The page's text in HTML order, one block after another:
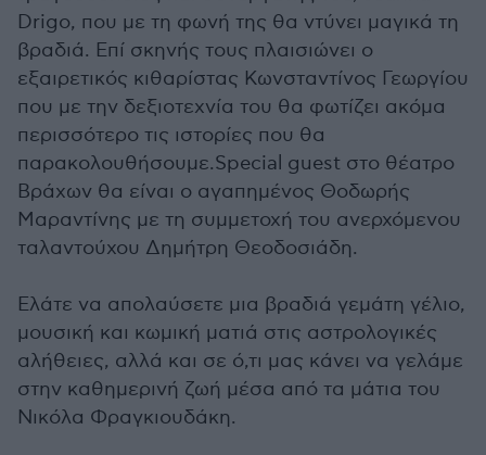
Drigo, που με τη φωνή της θα ντύνει μαγικά τη
βραδιά. Επί σκηνής τους πλαισιώνει ο
εξαιρετικός κιθαρίστας Κωνσταντίνος Γεωργίου
που με την δεξιοτεχνία του θα φωτίζει ακόμα
περισσότερο τις ιστορίες που θα
παρακολουθήσουμε.Special guest στο θέατρο
Βράχων θα είναι ο αγαπημένος Θοδωρής
Μαραντίνης με τη συμμετοχή του ανερχόμενου
ταλαντούχου Δημήτρη Θεοδοσιάδη.
Ελάτε να απολαύσετε μια βραδιά γεμάτη γέλιο,
μουσική και κωμική ματιά στις αστρολογικές
αλήθειες, αλλά και σε ό,τι μας κάνει να γελάμε
στην καθημερινή ζωή μέσα από τα μάτια του
Νικόλα Φραγκιουδάκη.